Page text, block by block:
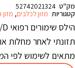
מק"ט 52742021324
קטגוריות מזון לכלבים,
תזונתי לאחר מחלות או
מתאים לשימוש לפי